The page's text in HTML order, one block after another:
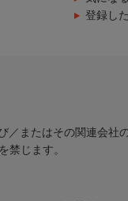
登録し
またはその関連会社
禁じます。